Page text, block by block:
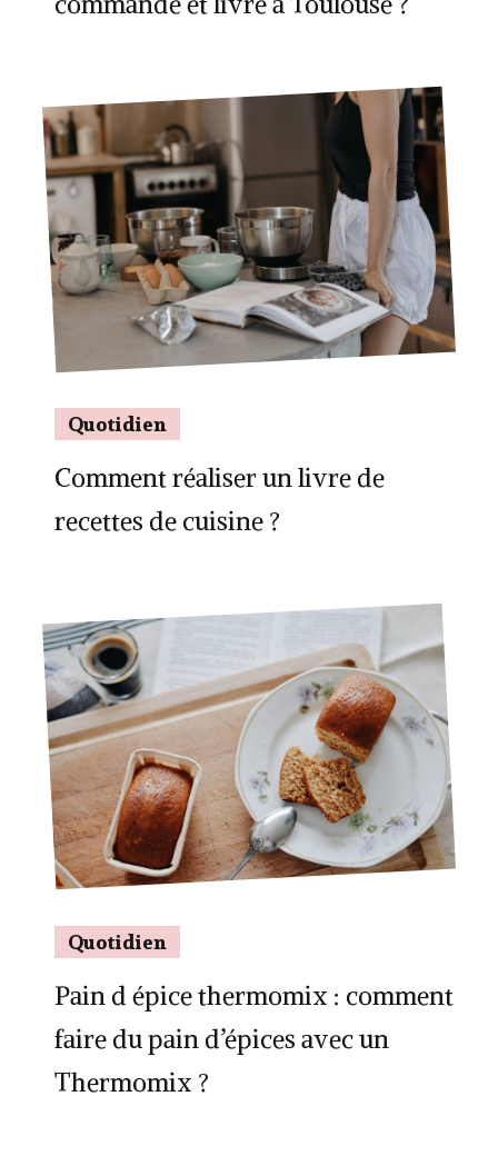
Quotidien
Comment réaliser un livre de
recettes de cuisine ?
Quotidien
Pain d épice thermomix : comment
faire du pain d’épices avec un
Thermomix ?